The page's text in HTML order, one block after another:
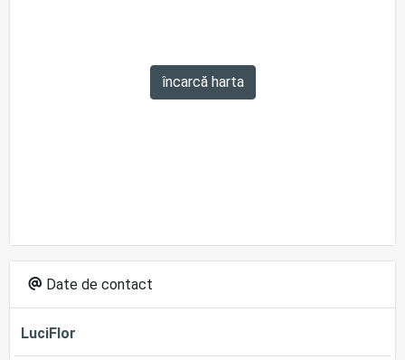
încarcă harta
Date de contact
LuciFlor